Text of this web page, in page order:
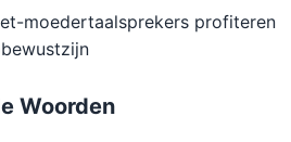
moedertaalsprekers profiteren
Woorden